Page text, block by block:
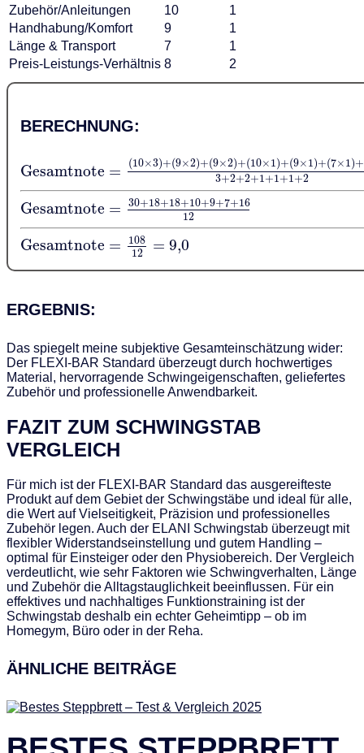
Zubehör/Anleitungen
10
1
Handhabung/Komfort
9
1
Länge & Transport
7
1
Preis-Leistungs-Verhältnis 8 2
BERECHNUNG:
Gesamtnote = (10×3)+(9×2)+(9×2)+(10×1)+(9×1)+(7×1)+
3+2+2+1+1+1+2
Gesamtnote = 30+18+18+10+9+7+16
12
Gesamtnote =
108
12
= 9,0
ERGEBNIS:
Das spiegelt meine subjektive Gesamteinschätzung wider:
Der FLEXI-BAR Standard überzeugt durch hochwertiges
Material, hervorragende Schwingeigenschaften, geliefertes
Zubehör und professionelle Anwendbarkeit.
FAZIT ZUM SCHWINGSTAB
VERGLEICH
Für mich ist der FLEXI-BAR Standard das ausgereifteste
Produkt auf dem Gebiet der Schwingstäbe und ideal für alle,
die Wert auf Vielseitigkeit, Präzision und professionelles
Zubehör legen. Auch der ELANI Schwingstab überzeugt mit
flexibler Widerstandseinstellung und gutem Handling –
optimal für Einsteiger oder den Physiobereich. Der Vergleich
verdeutlicht, wie sehr Faktoren wie Schwingverhalten, Länge
und Zubehör die Alltagstauglichkeit beeinflussen. Für ein
effektives und nachhaltiges Funktionstraining ist der
Schwingstab deshalb ein echter Geheimtipp – ob im
Homegym, Büro oder in der Reha.
ÄHNLICHE BEITRÄGE